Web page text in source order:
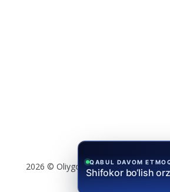
2026 © Oliygoh.uz, Barcha huquqlar
QABUL DAVOM
Shifokor bo‘lish